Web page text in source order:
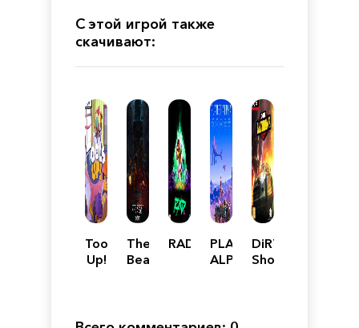
С этой игрой также
скачивают:
Tools
Up!
The
Beast
RAD
PLANET
ALPHA
DiRT
Showdown